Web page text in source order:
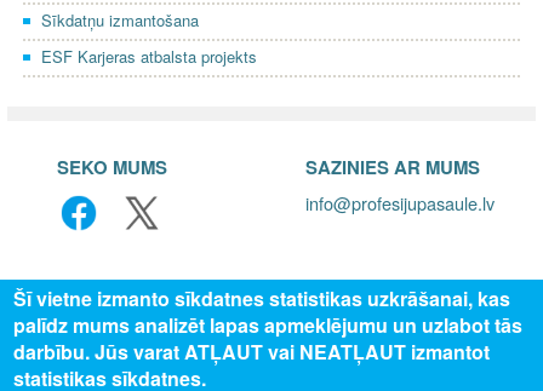
Sīkdatņu izmantošana
ESF Karjeras atbalsta projekts
SEKO MUMS SAZINIES AR MUMS
info@profesijupasaule.lv
Šī vietne izmanto sīkdatnes statistikas uzkrāšanai, kas
palīdz mums analizēt lapas apmeklējumu un uzlabot tās
darbību. Jūs varat ATĻAUT vai NEATĻAUT izmantot
statistikas sīkdatnes.